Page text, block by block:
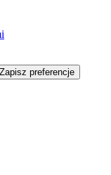
Zapisz preferencje